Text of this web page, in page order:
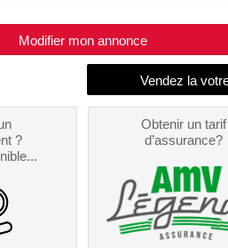
Modifier mon annonce
?
Obtenir un tarif
d’assurance?